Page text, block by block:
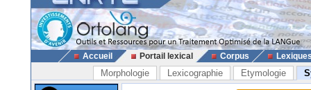
Accueil Portail lexical Corpus
Morphologie Lexicographie Etymologie